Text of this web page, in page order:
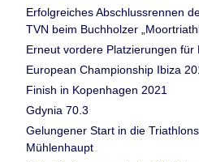
Erfolgreiches Abschlussrennen
TVN beim Buchholzer
Erneut vordere Platzierungen für
European Championship Ibiza
Finish in Kopenhagen 2021
Gdynia 70.3
Gelungener Start in die
Mühlenhaupt